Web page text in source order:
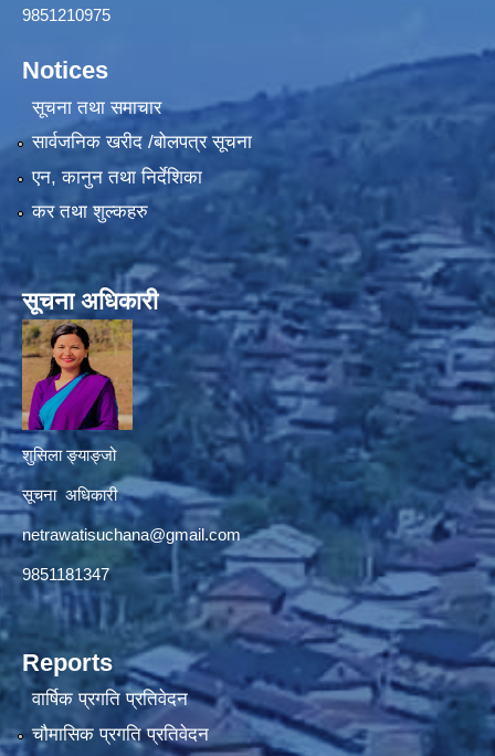
9851210975
Notices
सूचना तथा समाचार
सार्वजनिक खरीद /बोलपत्र सूचना
एन, कानुन तथा निर्देशिका
कर तथा शुल्कहरु
सूचना अधिकारी
शुसिला ङ्याङ्जो
सूचना अधिकारी
netrawatisuchana@gmail.com
9851181347
Reports
वार्षिक प्रगति प्रतिवेदन
चौमासिक प्रगति प्रतिवेदन